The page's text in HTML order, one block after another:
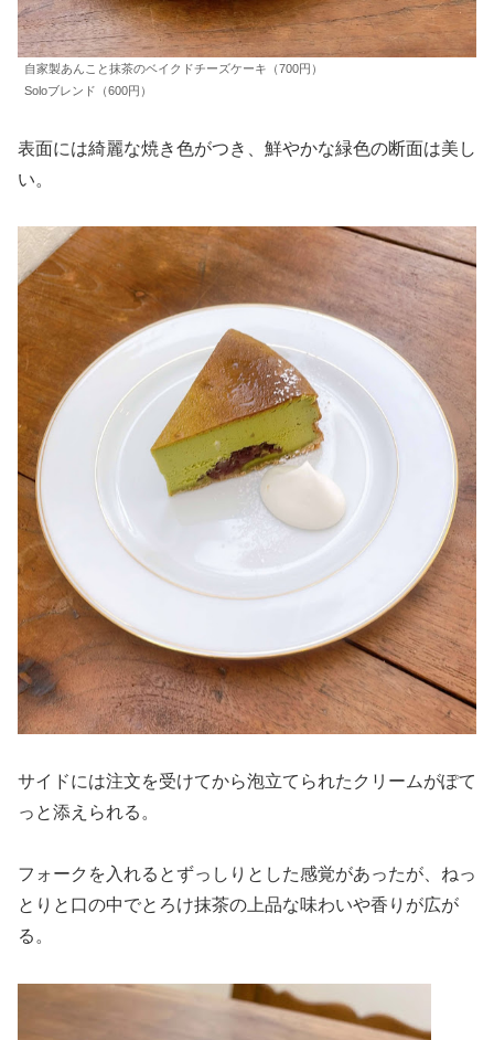
自家製あんこと抹茶のベイクドチーズケーキ（700円）
Soloブレンド（600円）
表面には綺麗な焼き色がつき、鮮やかな緑色の断面は美し
い。
サイドには注文を受けてから泡立てられたクリームがぽて
っと添えられる。
フォークを入れるとずっしりとした感覚があったが、ねっ
とりと口の中でとろけ抹茶の上品な味わいや香りが広が
る。